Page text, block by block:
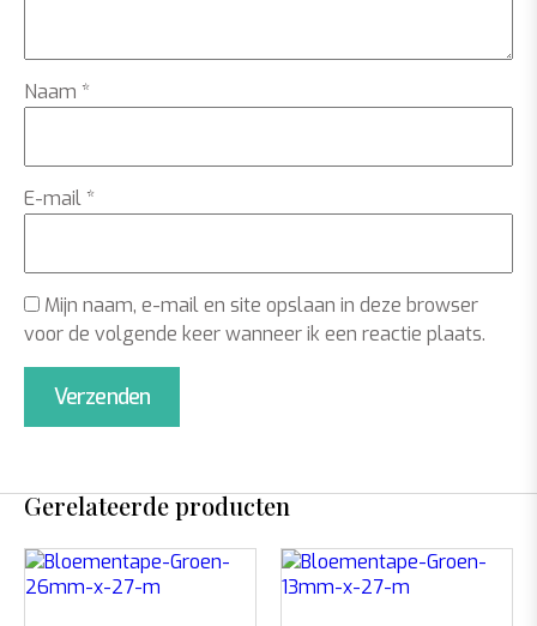
Naam *
E-mail *
Mijn naam, e-mail en site opslaan in deze browser
voor de volgende keer wanneer ik een reactie plaats.
Gerelateerde producten